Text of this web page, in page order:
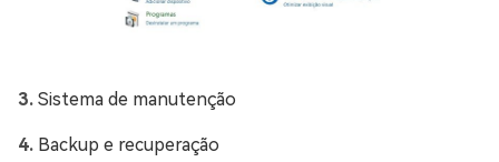
Sistema de manutenção
Backup e recuperação